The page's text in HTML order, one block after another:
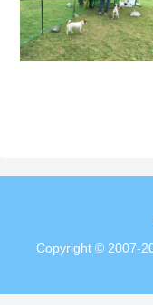
Copyright © 2007-